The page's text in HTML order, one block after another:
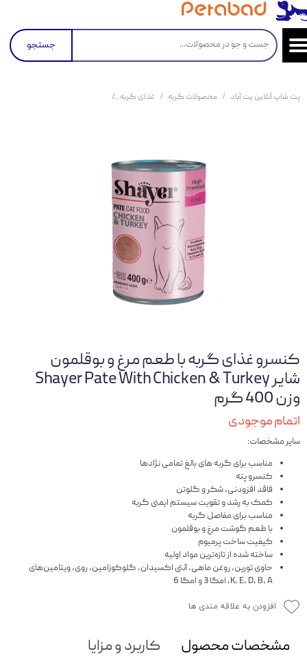
جستجو
پت شاپ آنلاین پت آباد محصولات گربه غذای گربه
کنسرو غذای گربه با طعم مرغ و بوقلمون
شایر Shayer Pate With Chicken & Turkey
وزن 400 گرم
اتمام موجودی
سایر مشخصات:
مناسب برای گربه های بالغ تمامی نژادها
کنسرو پته
فاقد افزودنی، شکر و گلوتن
کمک به رشد و تقویت سیستم ایمنی گربه
مناسب برای مفاصل گربه
با طعم گوشت مرغ و بوقلمون
کیفیت ساخت پرمیوم
ساخته شده از تازه‌ترین مواد اولیه
حاوی تورین، روغن ماهی، آنتی اکسیدان، گلوکوزامین، روی، ویتامین‌های
K، E، D، B، A، امگا 3 و امگا 6
افزودن به علاقه مندی ها
مشخصات محصول
کاربرد و مزایا